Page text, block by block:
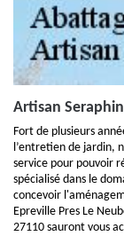
Artisan
Fort de plusieurs
l’entretien de jardin,
service pour pouvoir
spécialisé dans le
concevoir
Epreville Pres Le
27110 sauront vous